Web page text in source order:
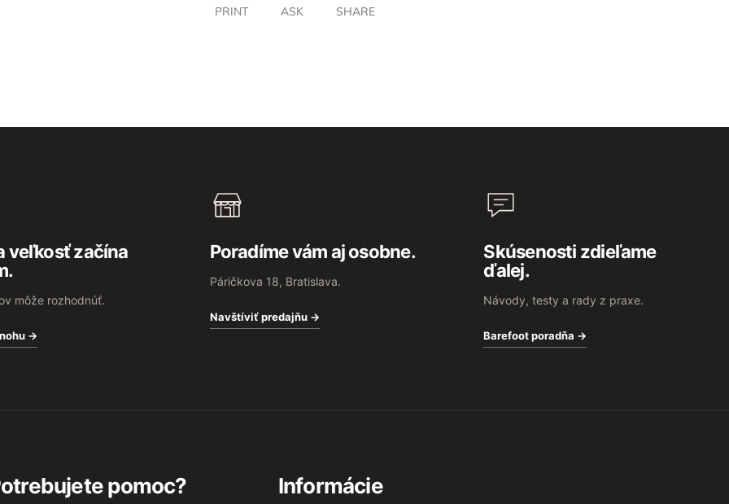
PRINT ASK SHARE
veľkosť začína
môže rozhodnúť.
→
Poradíme vám aj osobne.
Páričkova 18, Bratislava.
Navštíviť predajňu →
Skúsenosti zdieľame
ďalej.
Návody, testy a rady z praxe.
Barefoot poradňa →
pomoc? Informácie